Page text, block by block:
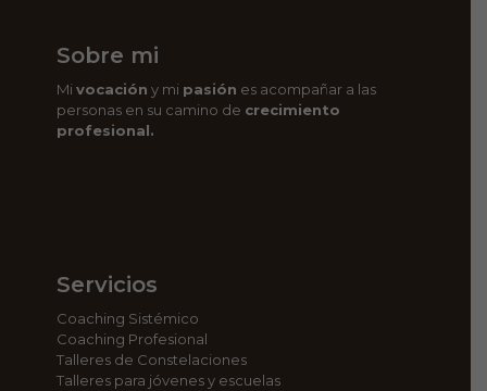
Sobre mi
Mi vocación y mi pasión es acompañar a las
personas en su camino de crecimiento
profesional.
Servicios
Coaching Sistémico
Coaching Profesional
Talleres de Constelaciones
Talleres para jóvenes y escuelas